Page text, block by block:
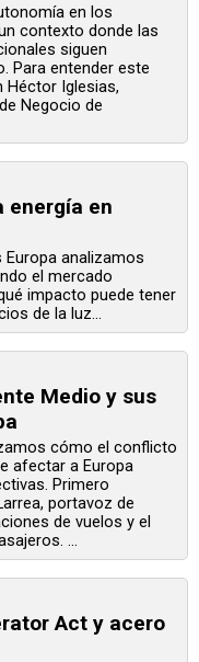
en los
contexto donde las
siguen
Para entender este
Héctor Iglesias,
Negocio de
energía en
Europa analizamos
el mercado
impacto puede tener
de la luz...
Medio y sus
cómo el conflicto
afectar a Europa
Primero
portavoz de
de vuelos y el
...
Act y acero